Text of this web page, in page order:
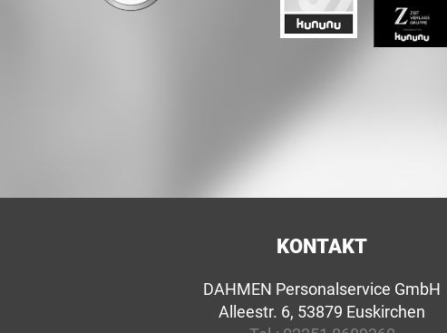
KONTAKT
DAHMEN Personalservice GmbH
Alleestr. 6, 53879 Euskirchen